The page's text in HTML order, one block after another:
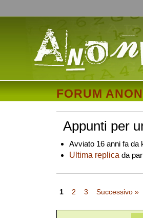
FORUM
Appunti per
Avviato 16 anni fa da
Ultima replica da
1 2 3 Successivo »